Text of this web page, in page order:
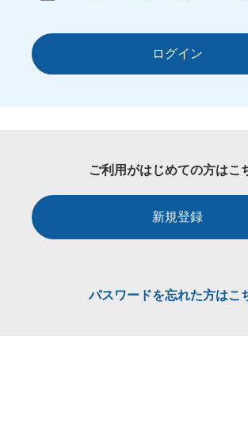
ログイン
ご利用がはじめての方はこ
新規登録
パスワードを忘れた方はこ